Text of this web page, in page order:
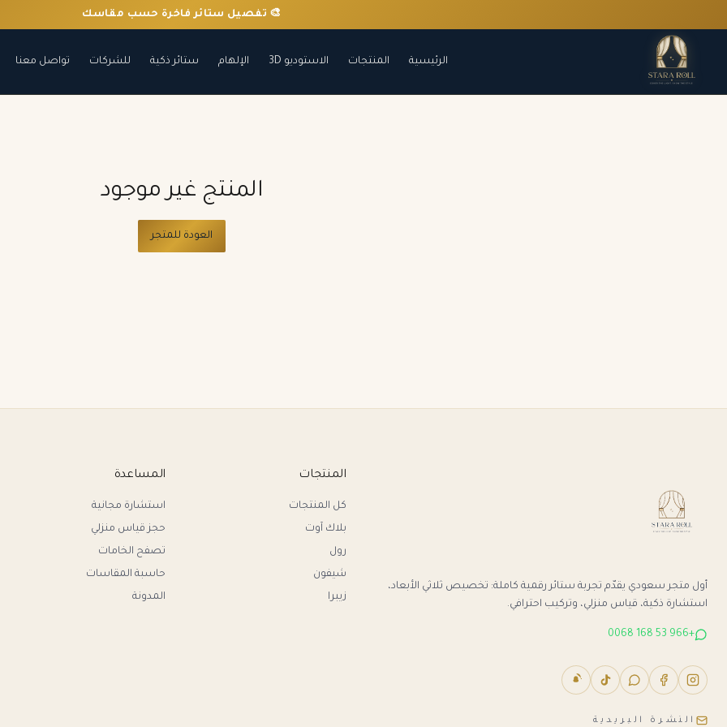
🎨 تفصيل ستائر فاخرة حسب مقاسك
الرئيسية المنتجات الاستوديو 3D الإلهام ستائر ذكية للشركات تواصل معنا
المنتج غير موجود
العودة للمتجر
أول متجر سعودي يقدّم تجربة ستائر رقمية كاملة: تخصيص ثلاثي الأبعاد،
استشارة ذكية، قياس منزلي، وتركيب احترافي.
+966 53 168 0068
النشرة البريدية
المنتجات
كل المنتجات
بلاك آوت
رول
شيفون
زيبرا
المساعدة
استشارة مجانية
حجز قياس منزلي
تصفح الخامات
حاسبة المقاسات
المدونة